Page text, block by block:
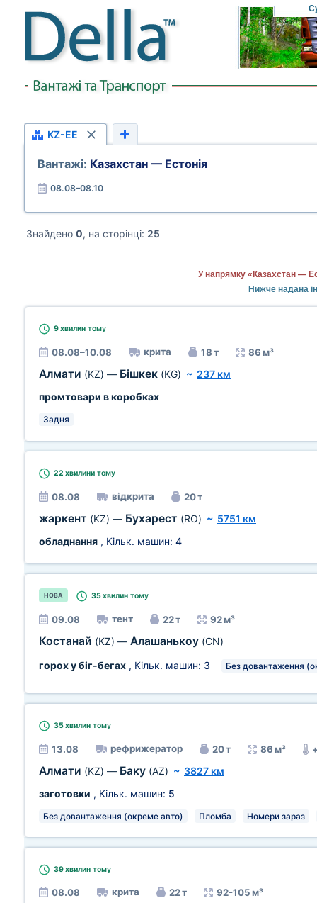
KZ-EE
Вантажі: Казахстан — Естонія
08.08–08.10
Знайдено 0, на сторінці: 25
У напрямку «Казахстан —
Нижче надана
9 хвилин тому
08.08–10.08 крита 18 т 86 м³
Алмати (KZ) — Бішкек (KG) ~ 237 км
промтовари в коробках
Задня
22 хвилини тому
08.08 відкрита 20 т
жаркент (KZ) — Бухарест (RO) ~ 5751 км
обладнання , Кільк. машин: 4
НОВА 35 хвилин тому
09.08 тент 22 т 92 м³
Костанай (KZ) — Алашанькоу (CN)
горох у біг-бегах , Кільк. машин: 3 Без довантаження
35 хвилин тому
13.08 рефрижератор 20 т 86 м³
Алмати (KZ) — Баку (AZ) ~ 3827 км
заготовки , Кільк. машин: 5
Без довантаження (окреме авто) Пломба Номери зараз
39 хвилин тому
08.08 крита 22 т 92-105 м³